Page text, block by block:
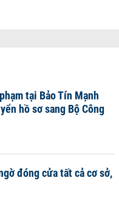
tại Bảo Tín Mạnh
hồ sơ sang Bộ Công
đóng cửa tất cả cơ sở,